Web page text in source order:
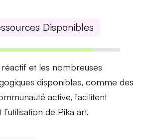
Disponibles
et les nombreuses
disponibles, comme des
active, facilitent
de Pika art.